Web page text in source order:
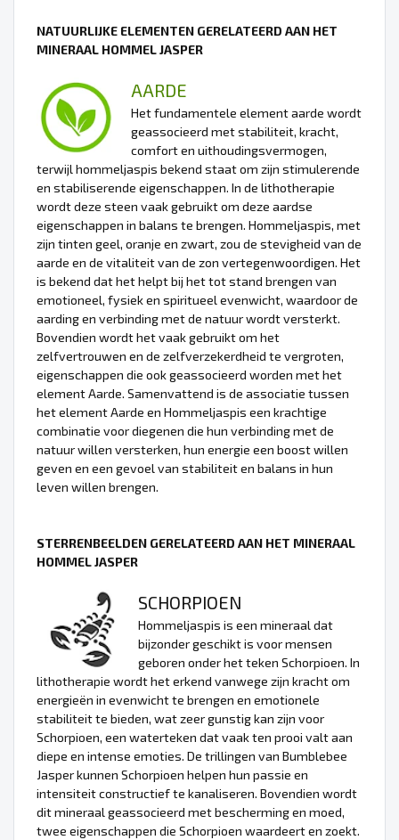
NATUURLIJKE ELEMENTEN GERELATEERD AAN HET
MINERAAL HOMMEL JASPER
AARDE
Het fundamentele element aarde wordt
geassocieerd met stabiliteit, kracht,
comfort en uithoudingsvermogen,
terwijl hommeljaspis bekend staat om zijn stimulerende
en stabiliserende eigenschappen. In de lithotherapie
wordt deze steen vaak gebruikt om deze aardse
eigenschappen in balans te brengen. Hommeljaspis, met
zijn tinten geel, oranje en zwart, zou de stevigheid van de
aarde en de vitaliteit van de zon vertegenwoordigen. Het
is bekend dat het helpt bij het tot stand brengen van
emotioneel, fysiek en spiritueel evenwicht, waardoor de
aarding en verbinding met de natuur wordt versterkt.
Bovendien wordt het vaak gebruikt om het
zelfvertrouwen en de zelfverzekerdheid te vergroten,
eigenschappen die ook geassocieerd worden met het
element Aarde. Samenvattend is de associatie tussen
het element Aarde en Hommeljaspis een krachtige
combinatie voor diegenen die hun verbinding met de
natuur willen versterken, hun energie een boost willen
geven en een gevoel van stabiliteit en balans in hun
leven willen brengen.
STERRENBEELDEN GERELATEERD AAN HET MINERAAL
HOMMEL JASPER
SCHORPIOEN
Hommeljaspis is een mineraal dat
bijzonder geschikt is voor mensen
geboren onder het teken Schorpioen. In
lithotherapie wordt het erkend vanwege zijn kracht om
energieën in evenwicht te brengen en emotionele
stabiliteit te bieden, wat zeer gunstig kan zijn voor
Schorpioen, een waterteken dat vaak ten prooi valt aan
diepe en intense emoties. De trillingen van Bumblebee
Jasper kunnen Schorpioen helpen hun passie en
intensiteit constructief te kanaliseren. Bovendien wordt
dit mineraal geassocieerd met bescherming en moed,
twee eigenschappen die Schorpioen waardeert en zoekt.